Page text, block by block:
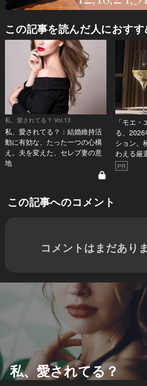
この記事を読んだ人におす
私、愛されてる？ Vol.13
私、愛されてる？：結婚維持活
動に有効な、たった一つの心構
え。夫を変えた、セレブ妻の意
地
「モエ
る、
ション。
わえる厳
PR
この記事へのコメント
コメントはまだあり
私、愛されてる？